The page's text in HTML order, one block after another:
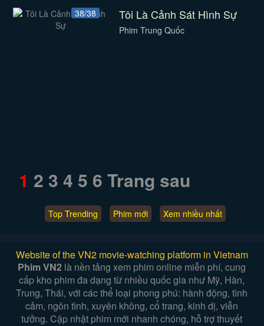
38/38 Tôi Là Cảnh Sát Hình Sự
Phim Trung Quốc
1 2 3 4 5 6 Trang sau
Top Trending Phim mới Xem nhiều nhất
Website of the VN2 movie-watching platform in Vietnam
Phim VN2 là nền tảng xem phim online miễn phí, cung
cấp kho phim đa dạng từ nhiều quốc gia như Mỹ, Hàn,
Trung, Thái, với các thể loại phong phú: hành động, tình
cảm, ngôn tình, xuyên không, cổ trang, kinh dị, viễn
tưởng. Cập nhật phim mới nhanh chóng, hỗ trợ thuyết